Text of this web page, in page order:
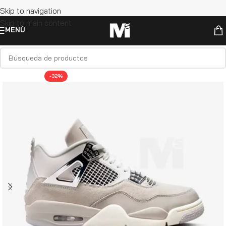
Skip to navigation
Skip to main content
MENÚ
-32%